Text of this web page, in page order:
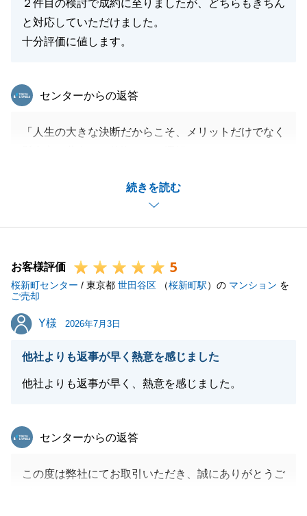
上げます。
２件目の検討で成約に至りましたが、どちらもきちん
と対応していただけました。
十分評価に値します。
続きを読む
東急リバブル
センターからの返答
「人生の大きな決断だからこそ、メリットだけでなく
っていただけることが何よりの喜びです。
これからもお客様の視点に立ち、誠実なサポートを続
けてまいります。
お客様評価 5
桜新町センター / 東京都 世田谷区 （桜新町駅）の マンション を
ご売却
Y様
Y様 2026年7月3日
他社よりも返事が早く熱意を感じました
他社よりも返事が早く、熱意を感じました。
東急リバブル
センターからの返答
この度は弊社にてお取引いただき、誠にありがとうご